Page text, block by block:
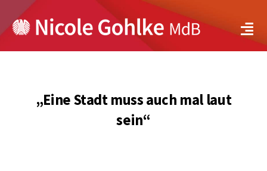
Inhalt
Meine Positionen
„Eine Stadt muss auch mal laut
sein“